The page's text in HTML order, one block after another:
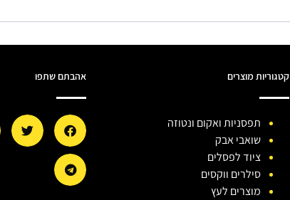
קטגוריות מוצרים
תפסניות ואקום ונטוזה
שואבי אבק
ציוד לפסלים
סילרים ווקסים
מוצרים לעץ
אהבתם שתפו